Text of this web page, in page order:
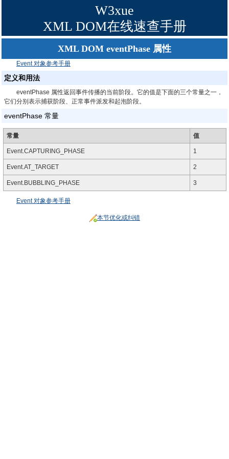
W3xue
XML DOM在线速查手册
XML DOM eventPhase 属性
Event 对象参考手册
定义和用法
eventPhase 属性返回事件传播的当前阶段。它的值是下面的三个常量之一，
它们分别表示捕获阶段、正常事件派发和起泡阶段。
eventPhase 常量
常量 值
Event.CAPTURING_PHASE 1
Event.AT_TARGET 2
Event.BUBBLING_PHASE 3
Event 对象参考手册
本节优化或纠错